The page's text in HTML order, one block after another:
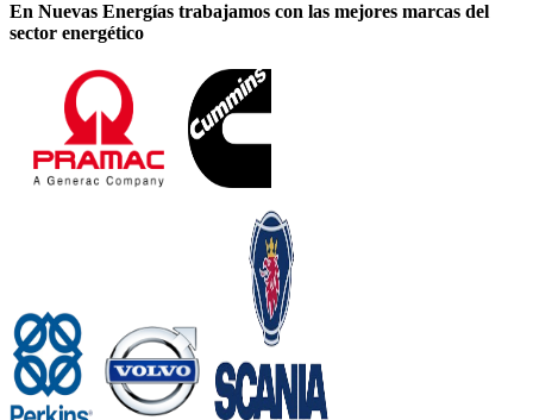
En Nuevas Energías trabajamos con las mejores marcas del
sector energético